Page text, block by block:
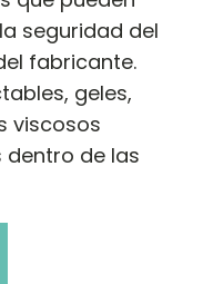
seguridad del
fabricante.
geles,
viscosos
de las